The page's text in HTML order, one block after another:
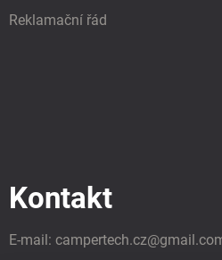
Reklamační řád
Kontakt
E-mail: campertech.cz@